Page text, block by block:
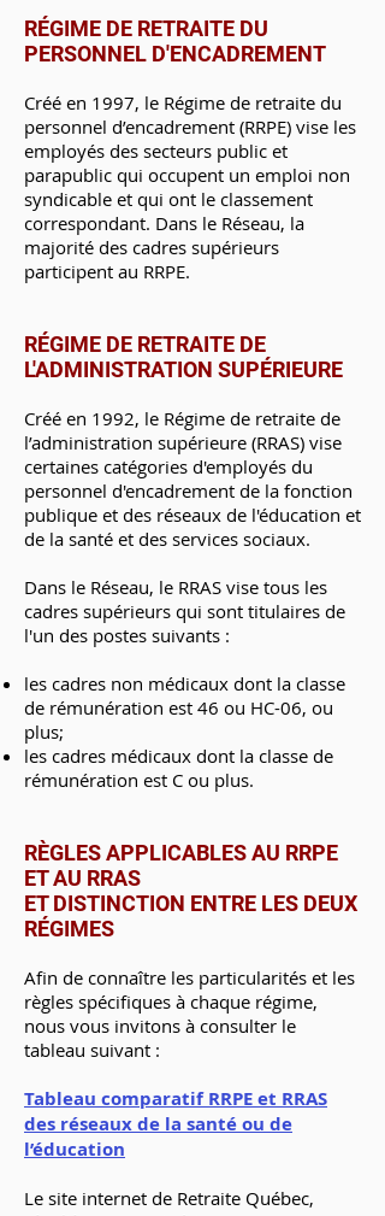
RÉGIME DE RETRAITE DU
PERSONNEL D'ENCADREMENT
Créé en 1997, le Régime de retraite du
personnel d’encadrement (RRPE) vise les
employés des secteurs public et
parapublic qui occupent un emploi non
syndicable et qui ont le classement
correspondant. Dans le Réseau, la
majorité des cadres supérieurs
participent au RRPE.
RÉGIME DE RETRAITE DE
L'ADMINISTRATION SUPÉRIEURE
Créé en 1992, le Régime de retraite de
l’administration supérieure (RRAS) vise
certaines catégories d'employés du
personnel d'encadrement de la fonction
publique et des réseaux de l'éducation et
de la santé et des services sociaux.
Dans le Réseau, le RRAS vise tous les
cadres supérieurs qui sont titulaires de
l'un des postes suivants :
les cadres non médicaux dont la classe
de rémunération est 46 ou HC-06, ou
plus;
les cadres médicaux dont la classe de
rémunération est C ou plus.
RÈGLES APPLICABLES AU RRPE
ET AU RRAS
ET DISTINCTION ENTRE LES DEUX
RÉGIMES
Afin de connaître les particularités et les
règles spécifiques à chaque régime,
nous vous invitons à consulter le
tableau suivant :
Tableau comparatif RRPE et RRAS
des réseaux de la santé ou de
l’éducation
Le site internet de Retraite Québec,